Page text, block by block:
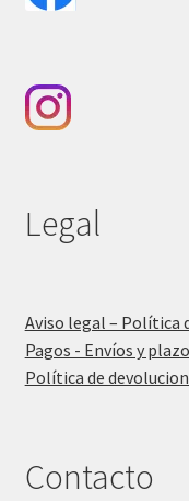
Legal
Aviso legal – Política
Pagos - Envíos y
Política de
Contacto